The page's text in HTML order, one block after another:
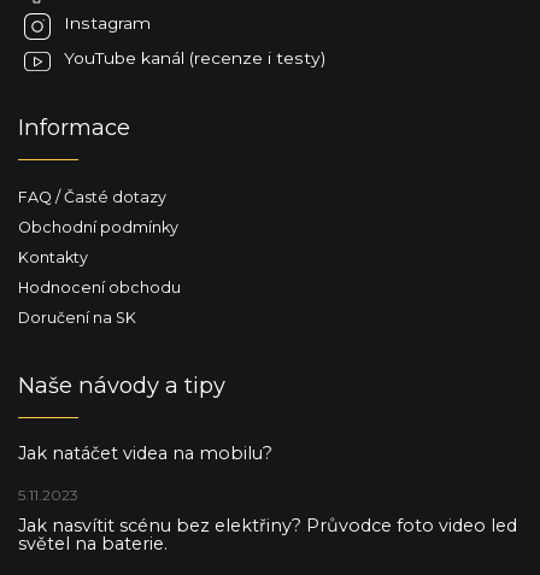
Instagram
YouTube kanál (recenze i testy)
Informace
FAQ / Časté dotazy
Obchodní podmínky
Kontakty
Hodnocení obchodu
Doručení na SK
Naše návody a tipy
Jak natáčet videa na mobilu?
5.11.2023
Jak nasvítit scénu bez elektřiny? Průvodce foto video led
světel na baterie.